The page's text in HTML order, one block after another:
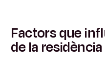
Factors que
de la residència